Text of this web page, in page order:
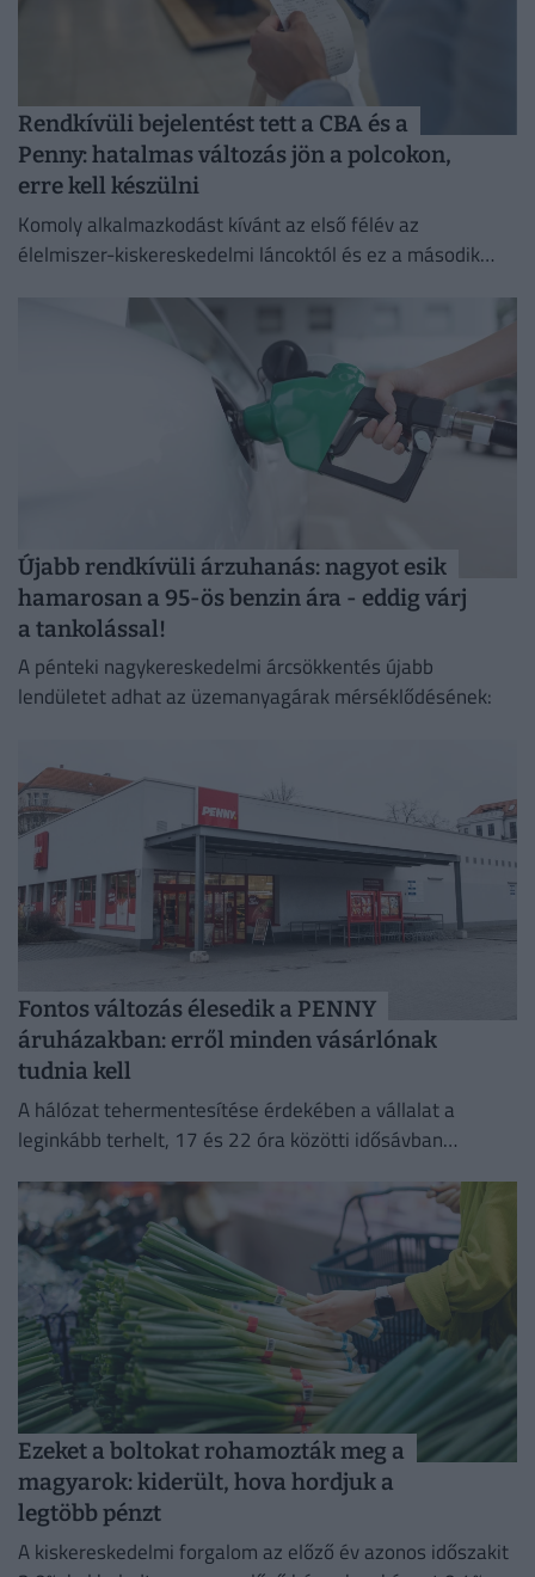
Rendkívüli bejelentést tett a CBA és a
Penny: hatalmas változás jön a polcokon,
erre kell készülni
Komoly alkalmazkodást kívánt az első félév az
élelmiszer-kiskereskedelmi láncoktól és ez a második
Újabb rendkívüli árzuhanás: nagyot esik
hamarosan a 95-ös benzin ára - eddig várj
a tankolással!
A pénteki nagykereskedelmi árcsökkentés újabb
lendületet adhat az üzemanyagárak mérséklődésének:
Fontos változás élesedik a PENNY
áruházakban: erről minden vásárlónak
tudnia kell
A hálózat tehermentesítése érdekében a vállalat a
leginkább terhelt, 17 és 22 óra közötti idősávban
Ezeket a boltokat rohamozták meg a
magyarok: kiderült, hova hordjuk a
legtöbb pénzt
A kiskereskedelmi forgalom az előző év azonos időszakit